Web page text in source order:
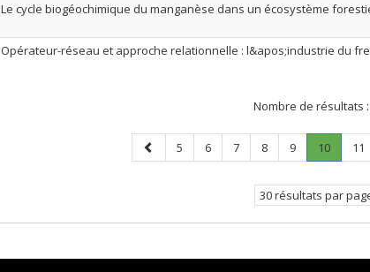
Le cycle biogéochimique du manganèse dans un écosystème
Opérateur-réseau et approche relationnelle : l&apos;industrie du
Nombre de résultats :
Page
précédente
Page
5 Page
6 Page
7 Page
8 Page
9 Page
10.
Page
Page
11
30 résultats par